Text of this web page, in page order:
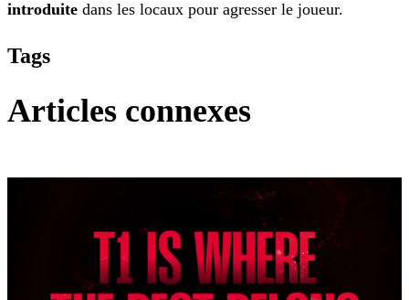
introduite dans les locaux pour agresser le joueur.
Tags
Articles connexes